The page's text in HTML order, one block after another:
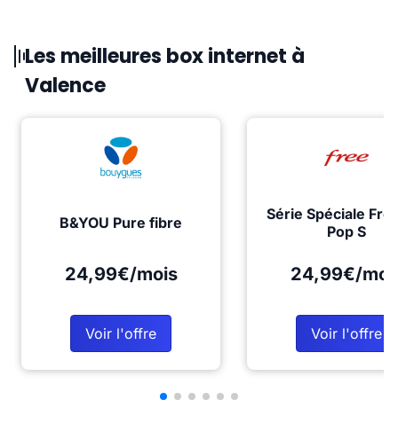
Les meilleures box internet à
Valence
B&YOU Pure fibre
24,99€/mois
Voir l'offre
Série Spéciale
Pop S
24,99€/
Voir l'offre